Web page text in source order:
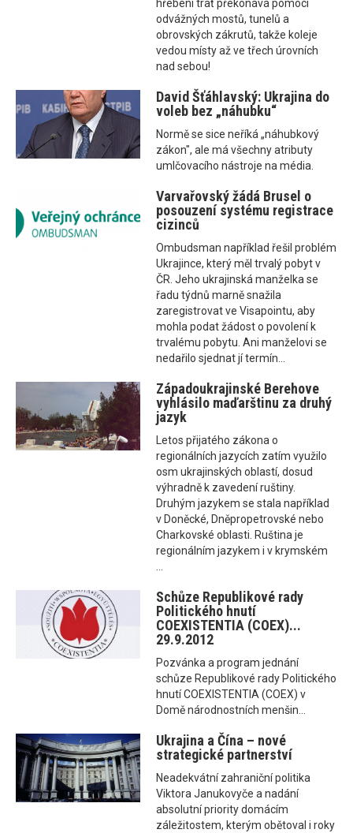
hřebeni trať překonává pomocí
odvážných mostů, tunelů a
obrovských zákrutů, takže koleje
vedou místy až ve třech úrovních
nad sebou!
David Šťáhlavský: Ukrajina do
voleb bez „náhubku“
Normě se sice neříká „náhubkový
zákon", ale má všechny atributy
umlčovacího nástroje na média.
Varvařovský žádá Brusel o
posouzení systému registrace
cizinců
Ombudsman například řešil problém
Ukrajince, který měl trvalý pobyt v
ČR. Jeho ukrajinská manželka se
řadu týdnů marně snažila
zaregistrovat ve Visapointu, aby
mohla podat žádost o povolení k
trvalému pobytu. Ani manželovi se
nedařilo sjednat jí termín...
Západoukrajinské Berehove
vyhlásilo maďarštinu za druhý
jazyk
Letos přijatého zákona o
regionálních jazycích zatím využilo
osm ukrajinských oblastí, dosud
výhradně k zavedení ruštiny.
Druhým jazykem se stala například
v Doněcké, Dněpropetrovské nebo
Charkovské oblasti. Ruština je
regionálním jazykem i v krymském
...
Schůze Republikové rady
Politického hnutí
COEXISTENTIA (COEX)...
29.9.2012
Pozvánka a program jednání
schůze Republikové rady Politického
hnutí COEXISTENTIA (COEX) v
Domě národnostních menšin...
Ukrajina a Čína – nové
strategické partnerství
Neadekvátní zahraniční politika
Viktora Janukovyče a nadání
absolutní priority domácím
záležitostem, kterým obětoval i roky